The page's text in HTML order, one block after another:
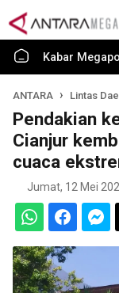
Kabar
ANTARA Lintas
Pendakian
Cianjur
cuaca
Jumat, 12 Mei